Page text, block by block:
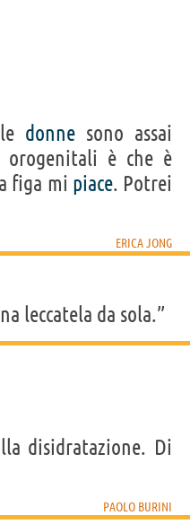
donnesono assai
orogenitali è che è
figa mi piace. Potrei
ERICA JONG
leccatela da sola.”
disidratazione. Di
PAOLO BURINI